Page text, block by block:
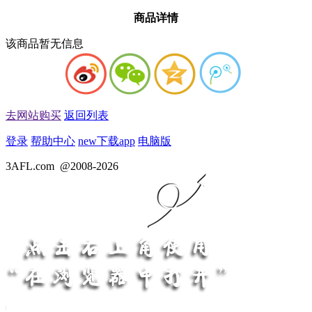
商品详情
该商品暂无信息
去网站购买 返回列表
登录 帮助中心 new下载app 电脑版
3AFL.com @2008-2026